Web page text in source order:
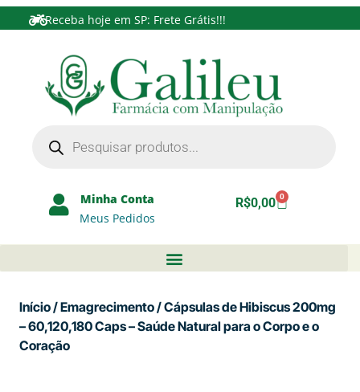
Receba hoje em SP: Frete Grátis!!!
Minha Conta
Meus Pedidos
R$0,00 0
Início/Emagrecimento/ Cápsulas de Hibiscus 200mg
– 60,120,180 Caps – Saúde Natural para o Corpo e o
Coração